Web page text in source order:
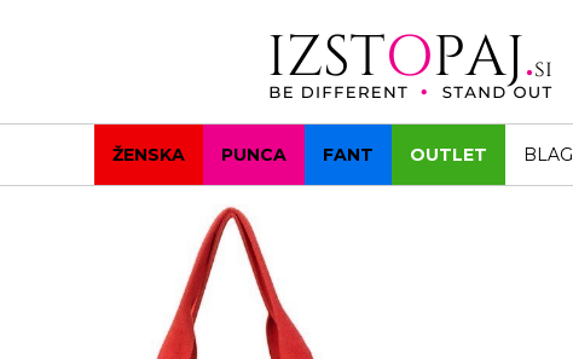
ŽENSKA PUNCA FANT OUTLET